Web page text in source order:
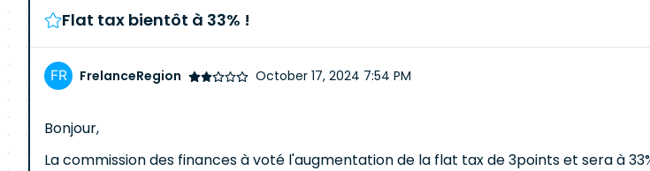
Flat tax bientôt à 33% !
FrelanceRegion October 17, 2024 7:54 PM
Bonjour,
La commission des finances à voté l'augmentation de la flat tax de 3points et sera à